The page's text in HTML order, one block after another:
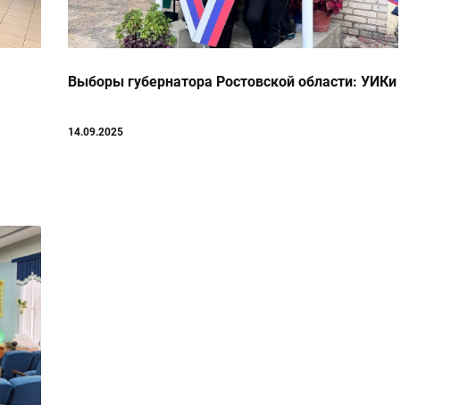
Выборы губернатора Ростовской области: УИКи
14.09.2025